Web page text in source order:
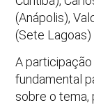
(Anápolis),
(Sete Lagoas)
A
fundamental
sobre o tema,